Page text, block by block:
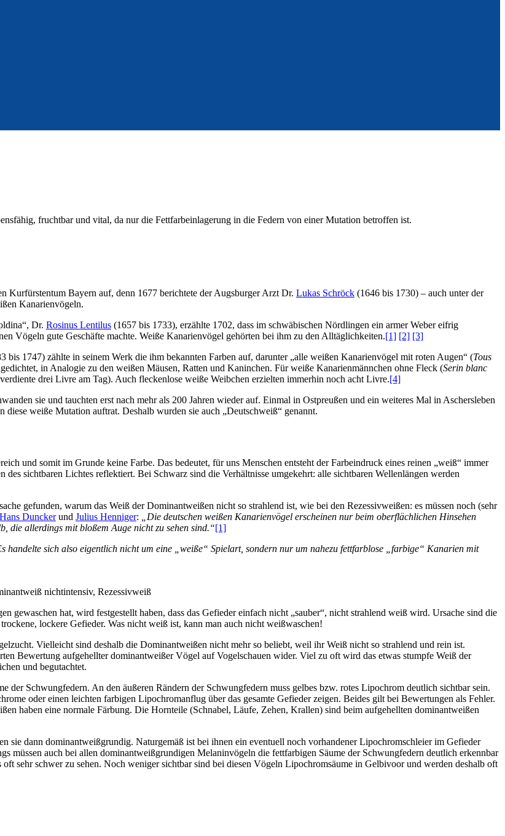
fruchtbar und vital, da nur die Fettfarbeinlagerung in die Federn von einer Mutation betroffen ist.
Kurfürstentum Bayern auf, denn 1677 berichtete der Augsburger Arzt Dr. Lukas Schröck (1646 bis 1730) – auch unter der
Kanarienvögeln.
Dr. Rosinus Lentilus (1657 bis 1733), erzählte 1702, dass im schwäbischen Nördlingen ein armer Weber eifrig
Vögeln gute Geschäfte machte. Weiße Kanarienvögel gehörten bei ihm zu den Alltäglichkeiten.[1] [2] [3]
1747) zählte in seinem Werk die ihm bekannten Farben auf, darunter „alle weißen Kanarienvögel mit roten Augen“ (Tous
in Analogie zu den weißen Mäusen, Ratten und Kaninchen. Für weiße Kanarienmännchen ohne Fleck (Serin blanc
drei Livre am Tag). Auch fleckenlose weiße Weibchen erzielten immerhin noch acht Livre.[4]
sie und tauchten erst nach mehr als 200 Jahren wieder auf. Einmal in Ostpreußen und ein weiteres Mal in Aschersleben
diese weiße Mutation auftrat. Deshalb wurden sie auch „Deutschweiß“ genannt.
und somit im Grunde keine Farbe. Das bedeutet, für uns Menschen entsteht der Farbeindruck eines reinen „weiß“ immer
sichtbaren Lichtes reflektiert. Bei Schwarz sind die Verhältnisse umgekehrt: alle sichtbaren Wellenlängen werden
gefunden, warum das Weiß der Dominantweißen nicht so strahlend ist, wie bei den Rezessivweißen: es müssen noch (sehr
Hans Dunckerund Julius Henniger: „Die deutschen weißen Kanarienvögel erscheinen nur beim oberflächlichen Hinsehen
die allerdings mit bloßem Auge nicht zu sehen sind.“[1]
sich also eigentlich nicht um eine „weiße“ Spielart, sondern nur um nahezu fettfarblose „farbige“ Kanarien mit
nichtintensiv, Rezessivweiß
gewaschen hat, wird festgestellt haben, dass das Gefieder einfach nicht „sauber“, nicht strahlend weiß wird. Ursache sind die
lockere Gefieder. Was nicht weiß ist, kann man auch nicht weißwaschen!
Vielleicht sind deshalb die Dominantweißen nicht mehr so beliebt, weil ihr Weiß nicht so strahlend und rein ist.
Bewertung aufgehellter dominantweißer Vögel auf Vogelschauen wider. Viel zu oft wird das etwas stumpfe Weiß der
und begutachtet.
der Schwungfedern. An den äußeren Rändern der Schwungfedern muss gelbes bzw. rotes Lipochrom deutlich sichtbar sein.
oder einen leichten farbigen Lipochromanflug über das gesamte Gefieder zeigen. Beides gilt bei Bewertungen als Fehler.
haben eine normale Färbung. Die Hornteile (Schnabel, Läufe, Zehen, Krallen) sind beim aufgehellten dominantweißen
sie dann dominantweißgrundig. Naturgemäß ist bei ihnen ein eventuell noch vorhandener Lipochromschleier im Gefieder
müssen auch bei allen dominantweißgrundigen Melaninvögeln die fettfarbigen Säume der Schwungfedern deutlich erkennbar
sehr schwer zu sehen. Noch weniger sichtbar sind bei diesen Vögeln Lipochromsäume in Gelbivoor und werden deshalb oft